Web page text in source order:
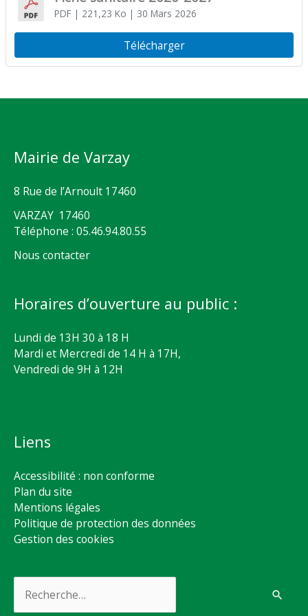
PDF| 221,23 Ko | 30 Mars 2026
Télécharger
Mairie de Varzay
8 Rue de l’Arnoult 17460
VARZAY 17460
Téléphone : 05.46.94.80.55
Nous contacter
Horaires d’ouverture au public :
Lundi de 13H 30 à 18 H
Mardi et Mercredi de 14 H à 17H,
Vendredi de 9H à 12H
Liens
Accessibilité : non conforme
Plan du site
Mentions légales
Politique de protection des données
Gestion des cookies